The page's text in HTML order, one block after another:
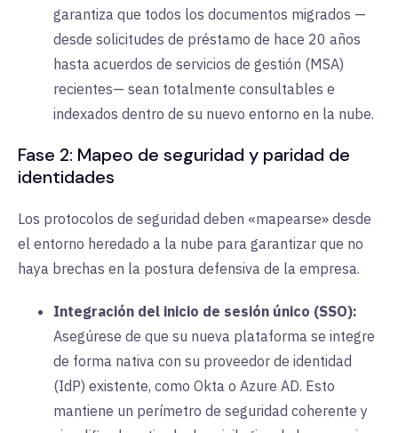
garantiza que todos los documentos migrados —
desde solicitudes de préstamo de hace 20 años
hasta acuerdos de servicios de gestión (MSA)
recientes— sean totalmente consultables e
indexados dentro de su nuevo entorno en la nube.
Fase 2: Mapeo de seguridad y paridad de
identidades
Los protocolos de seguridad deben «mapearse» desde
el entorno heredado a la nube para garantizar que no
haya brechas en la postura defensiva de la empresa.
Integración del inicio de sesión único (SSO):
Asegúrese de que su nueva plataforma se integre
de forma nativa con su proveedor de identidad
(IdP) existente, como Okta o Azure AD. Esto
mantiene un perímetro de seguridad coherente y